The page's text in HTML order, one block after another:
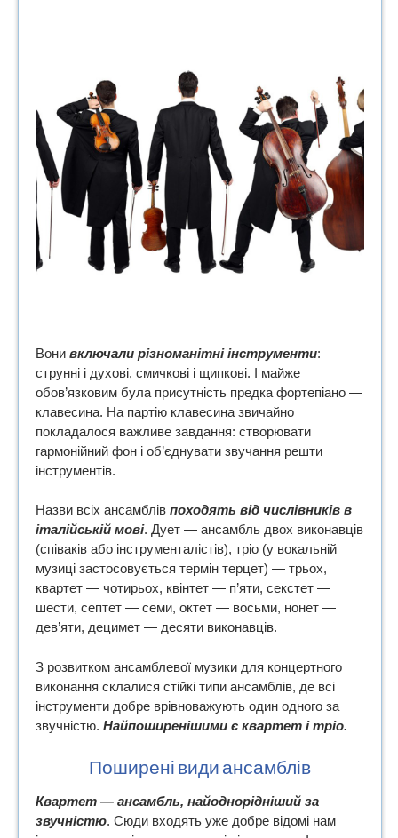
Вони включали різноманітні інструменти:
струнні і духові, смичкові і щипкові. І майже
обов’язковим була присутність предка фортепіано —
клавесина. На партію клавесина звичайно
покладалося важливе завдання: створювати
гармонійний фон і об’єднувати звучання решти
інструментів.
Назви всіх ансамблів походять від числівників в
італійській мові. Дует — ансамбль двох виконавців
(співаків або інструменталістів), тріо (у вокальній
музиці застосовується термін терцет) — трьох,
квартет — чотирьох, квінтет — п’яти, секстет —
шести, септет — семи, октет — восьми, нонет —
дев’яти, децимет — десяти виконавців.
З розвитком ансамблевої музики для концертного
виконання склалися стійкі типи ансамблів, де всі
інструменти добре врівноважують один одного за
звучністю. Найпоширенішими є квартет і тріо.
Поширені види ансамблів
Квартет — ансамбль, найоднорідніший за
звучністю. Сюди входять уже добре відомі нам